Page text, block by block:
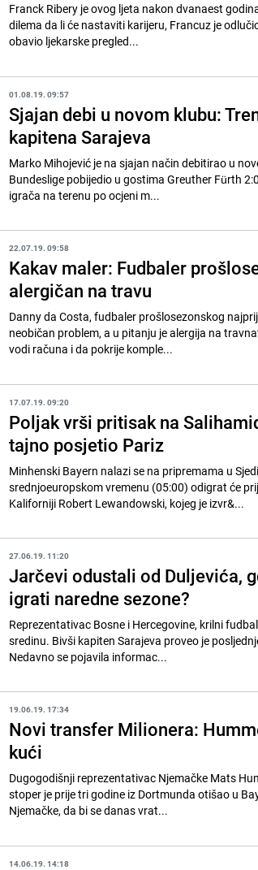
Franck Ribery je ovog ljeta nakon dvanaest
dilema da li će nastaviti karijeru, Francuz je
obavio ljekarske pregled...
01.08.19. 09:57
Sjajan debi u novom klubu:
kapitena Sarajeva
Marko Mihojević je na sjajan način debitirao u
Bundeslige pobijedio u gostima Greuther Fürth
igrača na terenu po ocjeni m...
22.07.19. 09:58
Kakav maler: Fudbaler
alergičan na travu
Danny da Costa, fudbaler prošlosezonskog
neobičan problem, a u pitanju je alergija na
vodi računa i da pokrije komple...
17.07.19. 09:20
Poljak vrši pritisak na
tajno posjetio Pariz
Minhenski Bayern nalazi se na pripremama u
srednjoeuropskom vremenu (05:00) odigrat će
Kaliforniji Robert Lewandowski, kojeg je izvr&...
27.06.19. 11:20
Jarčevi odustali od Duljevića,
igrati naredne sezone?
Reprezentativac Bosne i Hercegovine, krilni
sredinu. Bivši kapiten Sarajeva proveo je
Nedavno se pojavila informac...
19.06.19. 17:34
Novi transfer Milionera:
kući
Dugogodišnji reprezentativac Njemačke Mats
stoper je prije tri godine iz Dortmunda otišao u
Njemačke, da bi se danas vrat...
14.06.19. 14:18